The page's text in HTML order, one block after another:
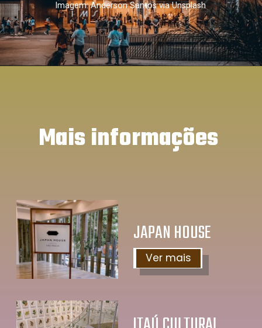
Imagem: Anderson Santos via Unsplash
JAPAN HOUSE
Ver mais
Mais informações